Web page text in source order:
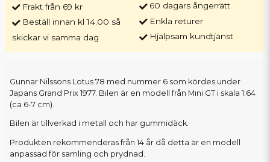
Frakt från 69 kr
Beställ innan kl 14.00 så
skickar vi samma dag
60 dagars ångerrätt
Enkla returer
Hjälpsam kundtjänst
Gunnar Nilssons Lotus 78 med nummer 6 som kördes under
Japans Grand Prix 1977. Bilen är en modell från Mini GT i skala 1:64
(ca 6-7 cm).
Bilen är tillverkad i metall och har gummidäck.
Produkten rekommenderas från 14 år då detta är en modell
anpassad för samling och prydnad.